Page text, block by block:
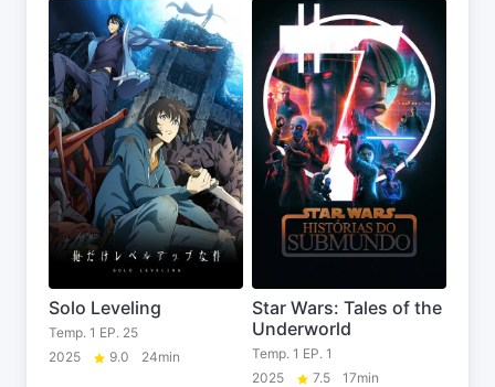
Solo Leveling
Temp. 1 EP. 25
2025
9.0 24min
Star Wars: Tales of the
Underworld
Temp. 1 EP. 1
2025
7.5 17min